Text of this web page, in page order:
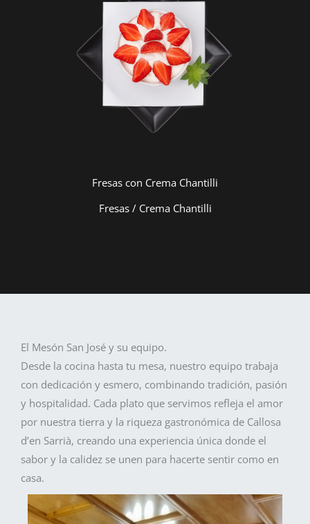
Fresas con Crema Chantilli
Fresas / Crema Chantilli
El Mesón San José y su equipo.
Desde la cocina hasta tu mesa, nuestro equipo trabaja
con dedicación y esmero, combinando tradición, pasión
y hospitalidad. Cada plato que servimos refleja el amor
por nuestra tierra y la riqueza gastronómica de Callosa
d’en Sarrià, creando una experiencia única donde el
sabor y la calidez se unen para hacerte sentir como en
casa.